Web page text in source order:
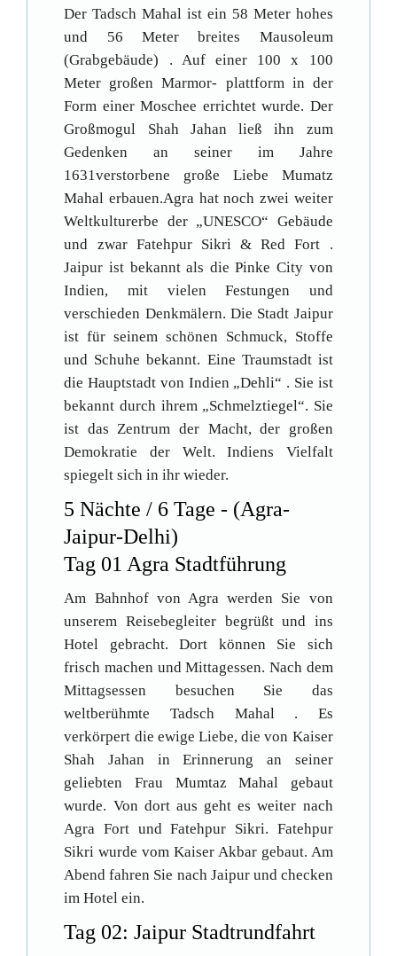
Der Tadsch Mahal ist ein 58 Meter hohes
und 56 Meter breites Mausoleum
(Grabgebäude) . Auf einer 100 x 100
Meter großen Marmor- plattform in der
Form einer Moschee errichtet wurde. Der
Großmogul Shah Jahan ließ ihn zum
Gedenken an seiner im Jahre
1631verstorbene große Liebe Mumatz
Mahal erbauen.Agra hat noch zwei weiter
Weltkulturerbe der „UNESCO“ Gebäude
und zwar Fatehpur Sikri & Red Fort .
Jaipur ist bekannt als die Pinke City von
Indien, mit vielen Festungen und
verschieden Denkmälern. Die Stadt Jaipur
ist für seinem schönen Schmuck, Stoffe
und Schuhe bekannt. Eine Traumstadt ist
die Hauptstadt von Indien „Dehli“ . Sie ist
bekannt durch ihrem „Schmelztiegel“. Sie
ist das Zentrum der Macht, der großen
Demokratie der Welt. Indiens Vielfalt
spiegelt sich in ihr wieder.
5 Nächte / 6 Tage - (Agra-
Jaipur-Delhi)
Tag 01 Agra Stadtführung
Am Bahnhof von Agra werden Sie von
unserem Reisebegleiter begrüßt und ins
Hotel gebracht. Dort können Sie sich
frisch machen und Mittagessen. Nach dem
Mittagsessen besuchen Sie das
weltberühmte Tadsch Mahal . Es
verkörpert die ewige Liebe, die von Kaiser
Shah Jahan in Erinnerung an seiner
geliebten Frau Mumtaz Mahal gebaut
wurde. Von dort aus geht es weiter nach
Agra Fort und Fatehpur Sikri. Fatehpur
Sikri wurde vom Kaiser Akbar gebaut. Am
Abend fahren Sie nach Jaipur und checken
im Hotel ein.
Tag 02: Jaipur Stadtrundfahrt